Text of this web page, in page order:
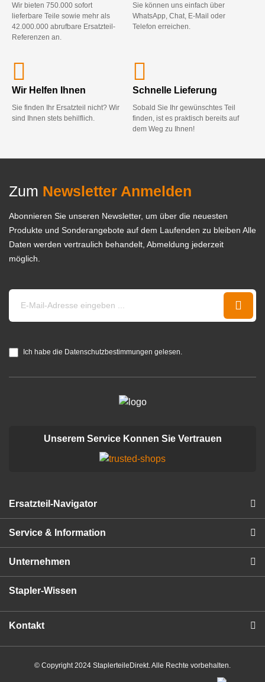
Wir bieten 750.000 sofort
lieferbare Teile sowie mehr als
42.000.000 abrufbare Ersatzteil-
Referenzen an.
Sie können uns einfach über
WhatsApp, Chat, E-Mail oder
Telefon erreichen.
Wir Helfen Ihnen
Sie finden Ihr Ersatzteil nicht? Wir
sind Ihnen stets behilflich.
Schnelle Lieferung
Sobald Sie Ihr gewünschtes Teil
finden, ist es praktisch bereits auf
dem Weg zu Ihnen!
Zum Newsletter Anmelden
Abonnieren Sie unseren Newsletter, um über die neuesten
Produkte und Sonderangebote auf dem Laufenden zu bleiben Alle
Daten werden vertraulich behandelt, Abmeldung jederzeit
möglich.
Ich habe die Datenschutzbestimmungen gelesen.
Unserem Service Konnen Sie Vertrauen
Ersatzteil-Navigator
Service & Information
Unternehmen
Stapler-Wissen
Kontakt
© Copyright 2024 StaplerteileDirekt. Alle Rechte vorbehalten.